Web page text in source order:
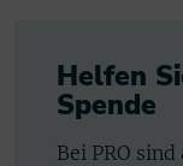
Helfen
Spende
Bei PRO